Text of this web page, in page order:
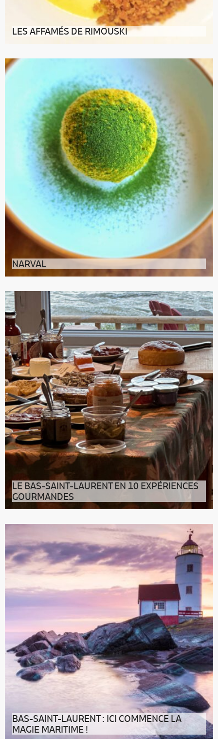
LES AFFAMÉS DE RIMOUSKI
irection le centre-ville de la capitale du Bas-Saint-
NARVAL
Fine, intime, libre et sensible, la gastronomie que le
chef Norman St-Pierre met
LE BAS-SAINT-LAURENT EN 10 EXPÉRIENCES
GOURMANDES
Le printemps éveille les papilles. On met le cap sur la
région du Bas-Saint-Laur
BAS-SAINT-LAURENT : ICI COMMENCE LA
MAGIE MARITIME !